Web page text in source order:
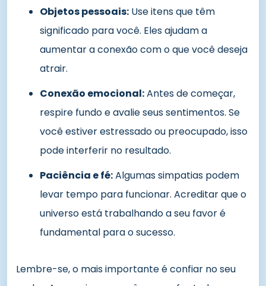
Objetos pessoais: Use itens que têm
significado para você. Eles ajudam a
aumentar a conexão com o que você deseja
atrair.
Conexão emocional:Antes de começar,
respire fundo e avalie seus sentimentos. Se
você estiver estressado ou preocupado, isso
pode interferir no resultado.
Paciência e fé:Algumas simpatias podem
levar tempo para funcionar. Acreditar que o
universo está trabalhando a seu favor é
fundamental para o sucesso.
Lembre-se, o mais importante é confiar no seu